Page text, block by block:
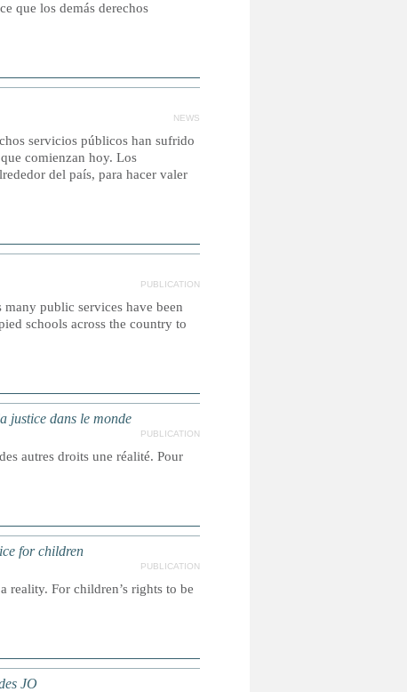
que los demás derechos
NEWS
servicios públicos han sufrido
comienzan hoy. Los
del país, para hacer valer
PUBLICATION
public services have been
schools across the country to
justice dans le monde
PUBLICATION
autres droits une réalité. Pour
for children
PUBLICATION
reality. For children’s rights to be
JO